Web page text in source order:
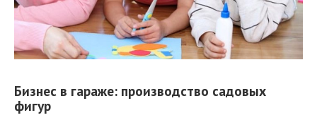
Бизнес в гараже: производство садовых
фигур